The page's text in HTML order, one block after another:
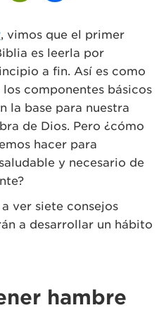
, vimos que el primer
es leerla por
a fin. Así es como
componentes básicos
la base para nuestra
de Dios. Pero ¿cómo
hacer para
y necesario de
ver siete consejos
a desarrollar un hábito
hambre